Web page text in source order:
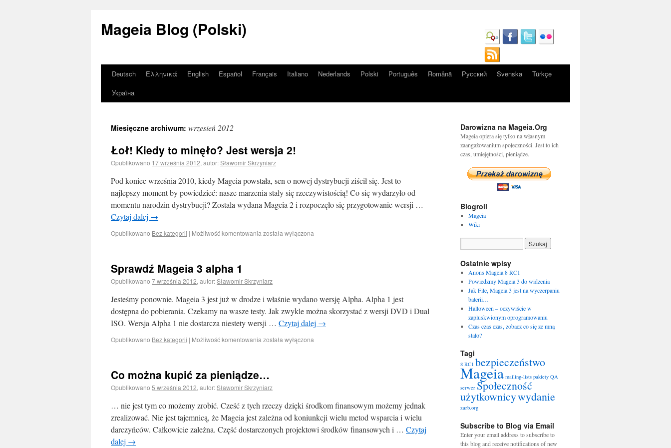
Mageia Blog (Polski)
Deutsch Ελληνικά English Español Français Italiano Nederlands Polski Português Română Русский Svenska
Türkçe
Україна
Miesięczne archiwum: wrzesień 2012
Łoł! Kiedy to minęło? Jest wersja 2!
Opublikowano 17 września 2012, autor:Sławomir Skrzyniarz
Pod koniec września 2010, kiedy Mageia powstała, sen o nowej dystrybucji ziścił się. Jest to
najlepszy moment by powiedzieć: nasze marzenia stały się rzeczywistością! Co się wydarzyło od
momentu narodzin dystrybucji? Została wydana Mageia 2 i rozpoczęło się przygotowanie wersji …
Czytaj dalej →
Opublikowano Bez kategorii | Możliwość komentowania została wyłączona
Sprawdź Mageia 3 alpha 1
Opublikowano 7 września 2012, autor:Sławomir Skrzyniarz
Jesteśmy ponownie. Mageia 3 jest już w drodze i właśnie wydano wersję Alpha. Alpha 1 jest
dostępna do pobierania. Czekamy na wasze testy. Jak zwykle można skorzystać z wersji DVD i Dual
ISO. Wersja Alpha 1 nie dostarcza niestety wersji … Czytaj dalej →
Opublikowano Bez kategorii | Możliwość komentowania została wyłączona
Co można kupić za pieniądze…
Opublikowano 5 września 2012, autor:Sławomir Skrzyniarz
… nie jest tym co możemy zrobić. Cześć z tych rzeczy dzięki środkom finansowym możemy jednak
zrealizować. Nie jest tajemnicą, że Mageia jest zależna od koniunkcji wielu metod wsparcia i wielu
darczyńców. Całkowicie zależna. Część dostarczonych projektowi środków finansowych i … Czytaj
dalej →
Darowizna na Mageia.Org
Mageia opiera się tylko na własnym
zaangażowanium społeczności. Jest to ich
czas, umiejętności, pieniądze.
Blogroll
Mageia
Wiki
Ostatnie wpisy
Anons Mageia 8 RC1
Powiedzmy Mageia 3 do widzenia
Jak File, Mageia 3 jest na wyczerpaniu
baterii…
Halloween – oczywiście w
zapluskwionym oprogramowaniu
Czas czas czas, zobacz co się ze mną
stało?
Tagi
8 RC1 bezpieczeństwo
Mageia mailing-lists pakiety QA
serwer Społeczność
użytkownicywydanie
zarb.org
Subscribe to Blog via Email
Enter your email address to subscribe to
this blog and receive notifications of new